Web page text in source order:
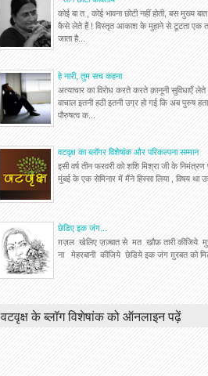
कोई बा त , कोई भावना छोटी नहीं होती, बस मुख्य
कैसे लेते हैं ! विस्तृत आकाश के मुहाने से टूटता एक
जाता है...
हे नारी, तुम सच कहना
अत्याचार का विरोध करते करते क़ानूनी सुविधाएँ
वाचाल इतनी हठी इतनी उग्र हो गई कि अब पुरुष
पौरुषत्व क...
वटवृक्ष का ब्लॉगर विशेषांक और परिकल्पना सम्मान
इसी वर्ष तीन फरवरी को शशि मिश्रा जी के
मुंबई के एक सेमिनार में मैंने हिस्सा लिया , विषय था
छेडिए इक जंग...
ग़ज़ल खेलिए ज़ज़्बात से मत खौफ़ तारी कीजिये
ना मेहरबानी कीजिये छेडिये इक जंग ग़ुरबत को
वटवृक्ष के ब्लॉग विशेषांक को ऑनलाइन पढ़ें